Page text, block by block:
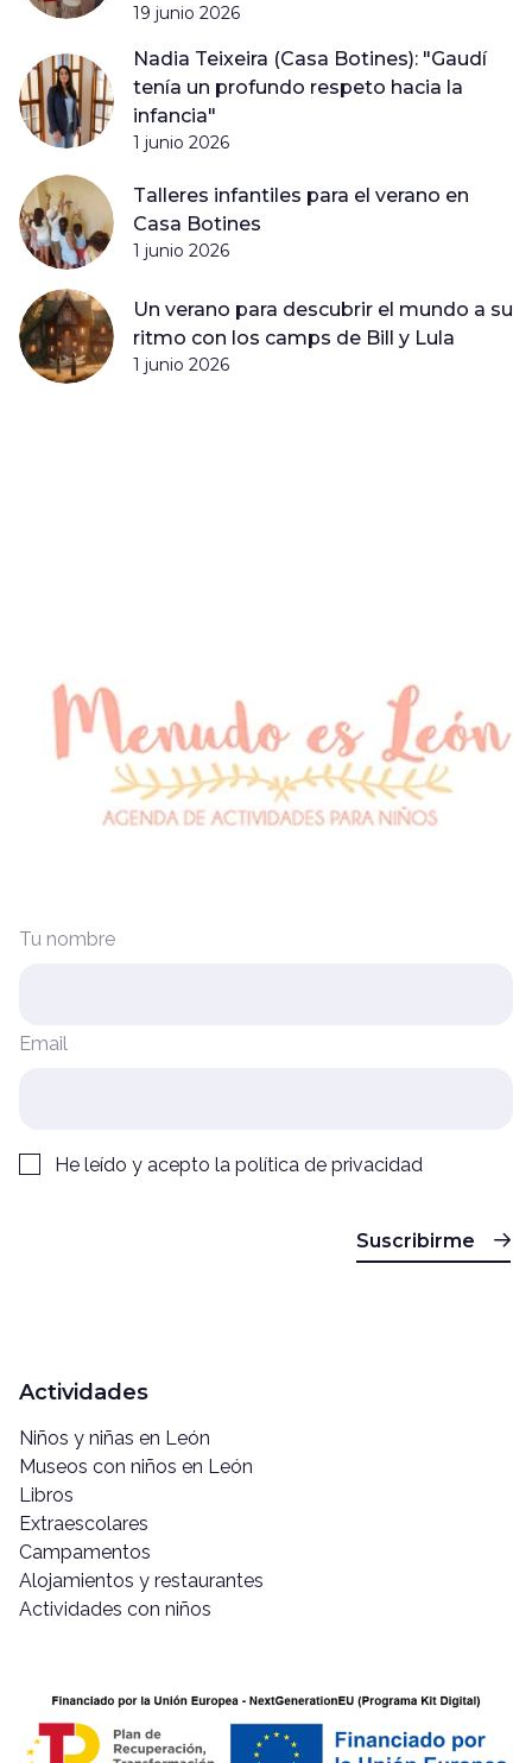
19 junio 2026
Nadia Teixeira (Casa Botines): "Gaudí
tenía un profundo respeto hacia la
infancia"
1 junio 2026
Talleres infantiles para el verano en
Casa Botines
1 junio 2026
Un verano para descubrir el mundo a su
ritmo con los camps de Bill y Lula
1 junio 2026
Tu nombre
Email
He leído y acepto la política de privacidad
Suscribirme
Actividades
Niños y niñas en León
Museos con niños en León
Libros
Extraescolares
Campamentos
Alojamientos y restaurantes
Actividades con niños